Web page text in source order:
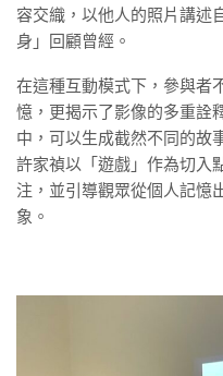
容交織，以他人的照片講述
身」回顧曾經。
在這種互動模式下，參與者
憶，更揭示了影像的多重詮
中，可以生成截然不同的故
許家禎以「遊戲」作為切入
注，並引導觀眾從個人記憶
象。